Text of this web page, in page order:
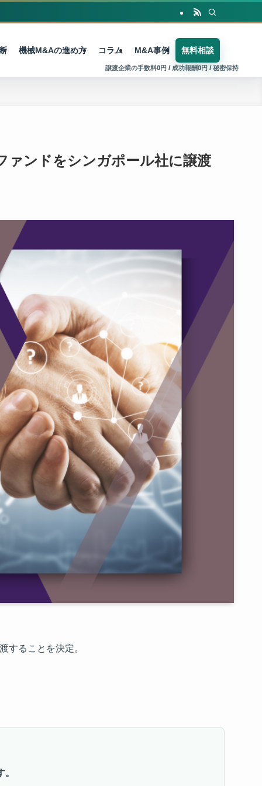
機械M&Aの進め方 コラム M&A事例 無料相談
ァンドをシンガポール社に譲渡
することを決定。